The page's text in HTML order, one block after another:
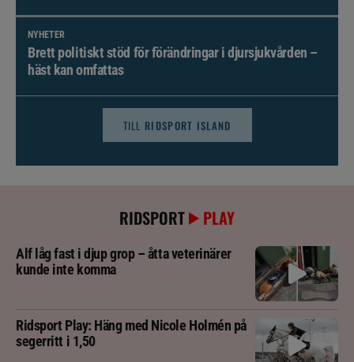
NYHETER
Brett politiskt stöd för förändringar i djursjukvården –
häst kan omfattas
TILL RIDSPORT ISLAND
RIDSPORT PLAY
Alf låg fast i djup grop – åtta veterinärer
kunde inte komma
Ridsport Play: Häng med Nicole Holmén på
segerritt i 1,50